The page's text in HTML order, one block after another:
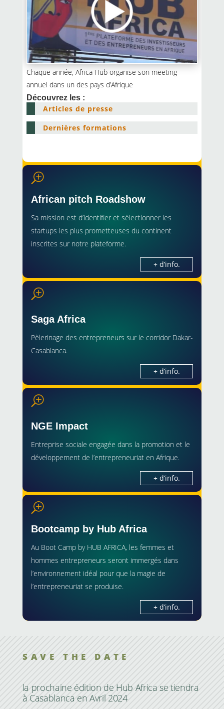
T
African pitch Roadshow
Sa mission est d’identifier et sélectionner les
startups les plus prometteuses du continent
inscrites sur notre plateforme.
+ d’info.
T
Saga Africa
Pèlerinage des entrepreneurs sur le corridor Dakar-
Casablanca.
+ d’info.
T
NGE Impact
Entreprise sociale engagée dans la promotion et le
développement de l’entrepreneuriat en Afrique.
+ d’info.
T
Bootcamp by Hub Africa
Au Boot Camp by HUB AFRICA, les femmes et
hommes entrepreneurs seront immergés dans
l’environnement idéal pour que la magie de
l’entrepreneuriat se produise.
+ d’info.
Chaque année, Africa Hub organise son meeting
annuel dans un des pays d’Afrique
Découvrez les :
Articles de presse
Dernières formations
SAVE THE DATE
la prochaine édition de Hub Africa se tiendra
à Casablanca en Avril 2024